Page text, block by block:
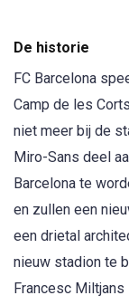
De historie
FC Barcelona
Camp de les
niet meer bij de
Miro-Sans deel
Barcelona te
en zullen een
een drietal
nieuw stadion te
Francesc